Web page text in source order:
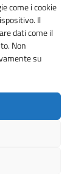
come i cookie
Il
dati come il
Non
su